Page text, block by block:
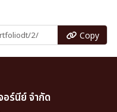
Copy
อร์นีย์ จำกัด